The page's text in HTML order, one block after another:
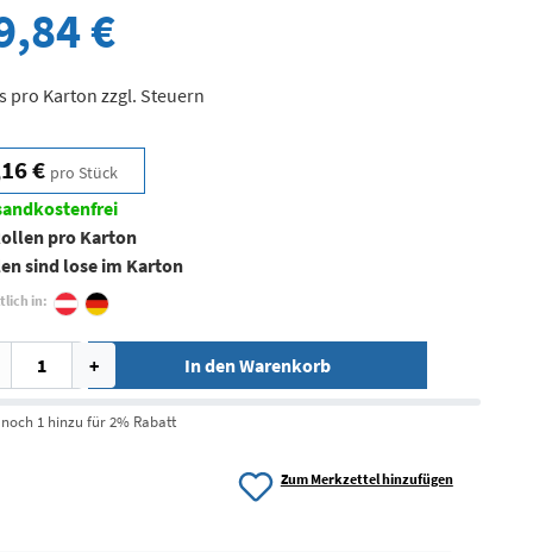
€
pro Karton zzgl. Steuern
€ pro Stück
pro Karton
sind lose im Karton
in:
+ In den Warenkorb
noch 1 hinzu für 2% Rabatt
Zum Merkzettel hinzufügen